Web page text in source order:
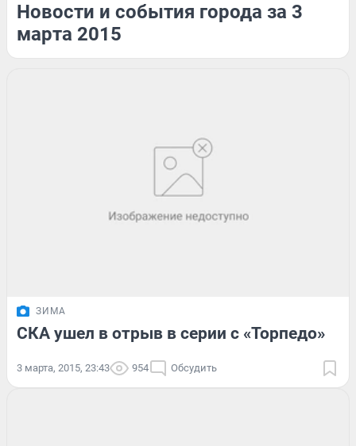
Новости и события города за 3
марта 2015
ЗИМА
СКА ушел в отрыв в серии с «Торпедо»
3 марта, 2015, 23:43 954 Обсудить